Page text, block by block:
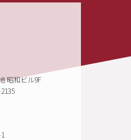
昭和ビル9F